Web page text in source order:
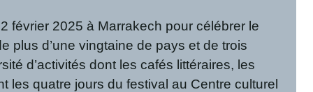
février 2025 à Marrakech pour célébrer le
plus d’une vingtaine de pays et de trois
d’activités dont les cafés littéraires, les
les quatre jours du festival au Centre culturel